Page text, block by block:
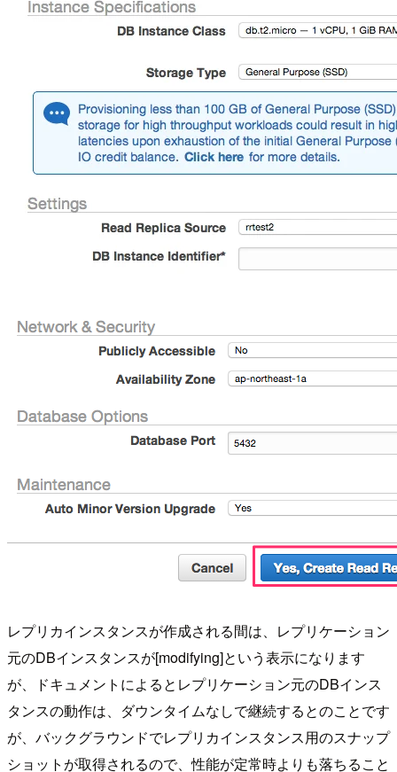
レプリカインスタンスが作成される間は、レプリケーション
元のDBインスタンスが[modifying]という表示になります
が、ドキュメントによるとレプリケーション元のDBインス
タンスの動作は、ダウンタイムなしで継続するとのことです
が、バックグラウンドでレプリカインスタンス用のスナップ
ショットが取得されるので、性能が定常時よりも落ちること